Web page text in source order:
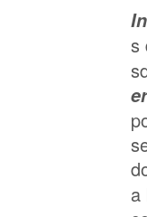
s
a